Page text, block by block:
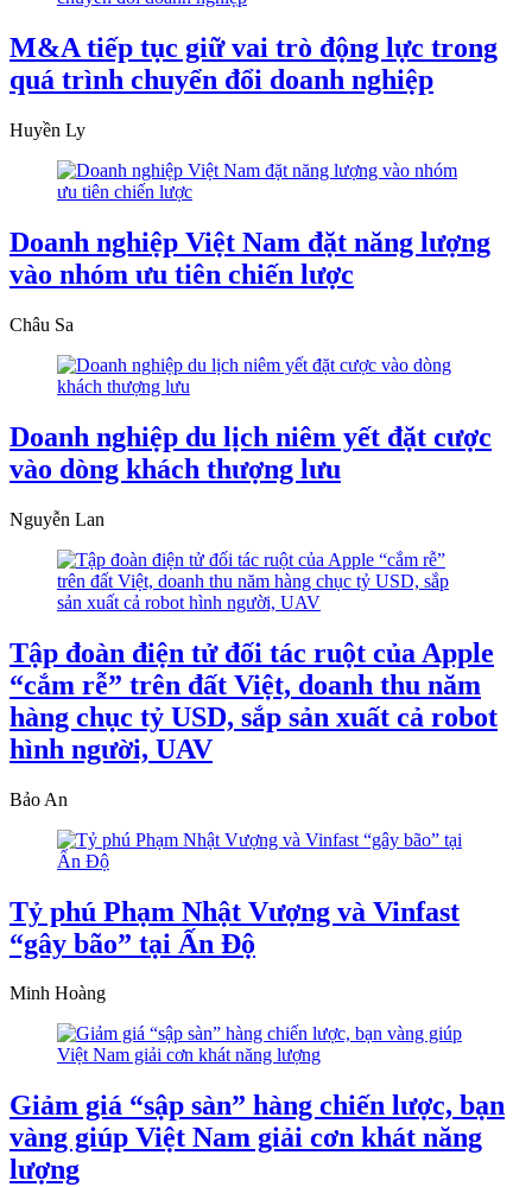
M&A tiếp tục giữ vai trò động lực trong
quá trình chuyển đổi doanh nghiệp
Huyền Ly
Doanh nghiệp Việt Nam đặt năng lượng
vào nhóm ưu tiên chiến lược
Châu Sa
Doanh nghiệp du lịch niêm yết đặt cược
vào dòng khách thượng lưu
Nguyễn Lan
Tập đoàn điện tử đối tác ruột của Apple
“cắm rễ” trên đất Việt, doanh thu năm
hàng chục tỷ USD, sắp sản xuất cả robot
hình người, UAV
Bảo An
Tỷ phú Phạm Nhật Vượng và Vinfast
“gây bão” tại Ấn Độ
Minh Hoàng
Giảm giá “sập sàn” hàng chiến lược, bạn
vàng giúp Việt Nam giải cơn khát năng
lượng